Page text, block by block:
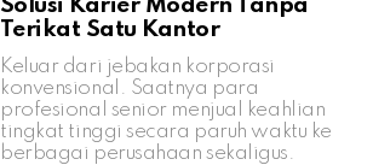
Solusi Karier Modern Tanpa
Terikat Satu Kantor
Keluar dari jebakan korporasi
konvensional. Saatnya para
profesional senior menjual keahlian
tingkat tinggi secara paruh waktu ke
berbagai perusahaan sekaligus.